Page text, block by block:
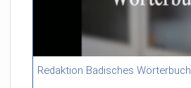
Redaktion Badisches Wörterbuch